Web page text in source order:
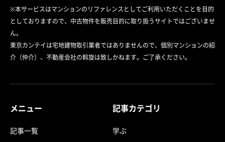
※本サービスはマンションのリファレンスとしてご利用いただくことを目的
としておりますので、中古物件を販売目的に取り扱うサイトではございませ
ん。
東京カンテイは宅地建物取引業者ではありませんので、個別マンションの紹
介（仲介）、不動産会社の斡旋は致しかねます。ご了承ください。
メニュー
記事一覧
記事カテゴリ
学ぶ